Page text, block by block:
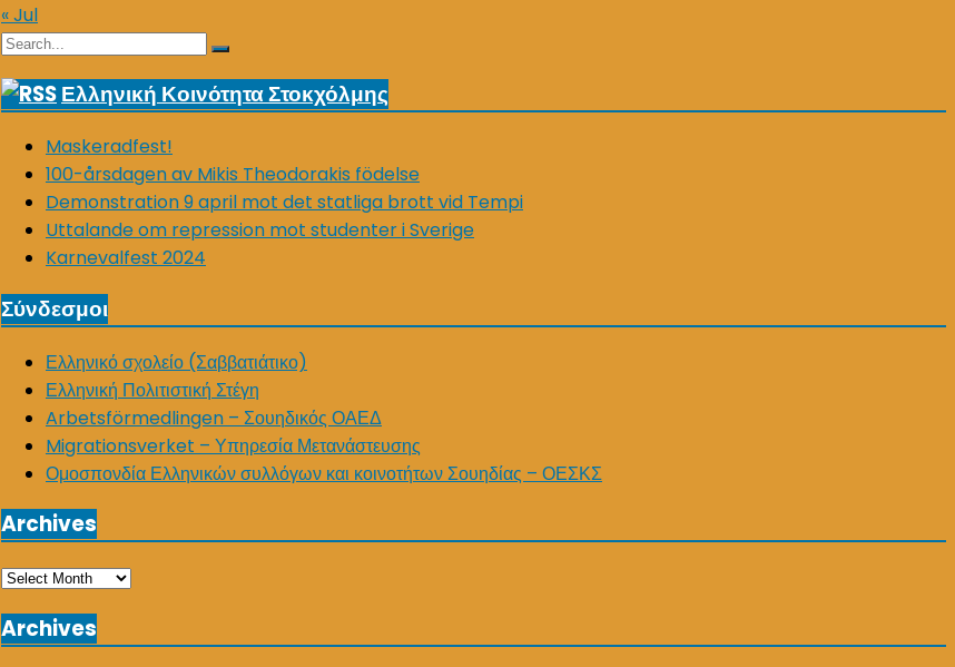
« Jul
Search
Search
Ελληνική Κοινότητα Στοκχόλμης
Maskeradfest!
100-årsdagen av Mikis Theodorakis födelse
Demonstration 9 april mot det statliga brott vid Tempi
Uttalande om repression mot studenter i Sverige
Karnevalfest 2024
Σύνδεσμοι
Ελληνικό σχολείο (Σαββατιάτικο)
Ελληνική Πολιτιστική Στέγη
Arbetsförmedlingen – Σουηδικός ΟΑΕΔ
Migrationsverket – Υπηρεσία Μετανάστευσης
Ομοσπονδία Ελληνικών συλλόγων και κοινοτήτων Σουηδίας – ΟΕΣΚΣ
Archives
Archives
Archives